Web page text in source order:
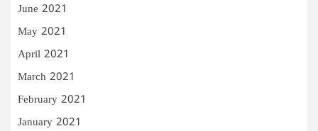
June 2021
May 2021
April 2021
March 2021
February 2021
January 2021